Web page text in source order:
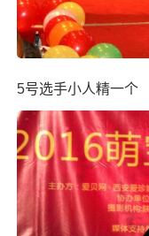
5号选手小人精一个